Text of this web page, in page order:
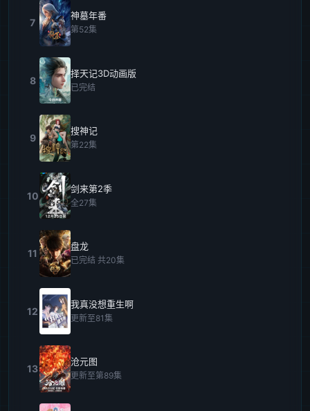
7
神墓年番
第52集
8
择天记3D动画版
已完结
9
搜神记
第22集
10
剑来第2季
全27集
11
盘龙
已完结 共20集
12
我真没想重生啊
更新至81集
13
沧元图
更新至第89集